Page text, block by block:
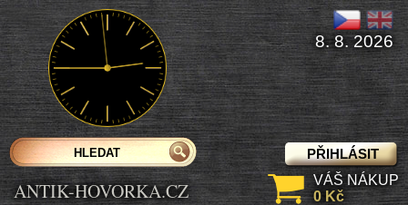
ANTIK-HOVORKA.CZ
PŘIHLÁSIT
8. 8. 2026
VÁŠ NÁKUP
0 Kč